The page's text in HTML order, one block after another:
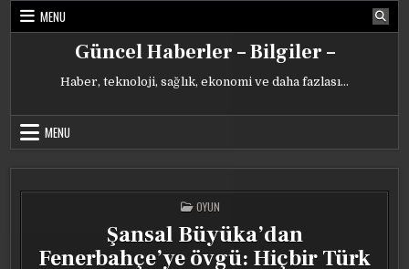
Skip
MENU
Güncel Haberler – Bilgiler –
Haber, teknoloji, sağlık, ekonomi ve daha fazlası…
MENU
POSTED
IN
OYUN
Şansal Büyüka’dan
Fenerbahçe’ye övgü: Hiçbir Türk